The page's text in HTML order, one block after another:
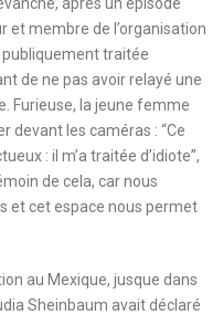
et membre de l’organisation
publiquement traitée
de ne pas avoir relayé une
Furieuse, la jeune femme
devant les caméras : “Ce
: il m’a traitée d’idiote”,
de cela, car nous
et cet espace nous permet
au Mexique, jusque dans
Sheinbaum avait déclaré